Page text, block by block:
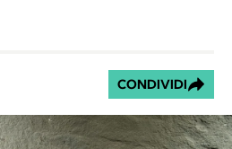
CONDIVIDI